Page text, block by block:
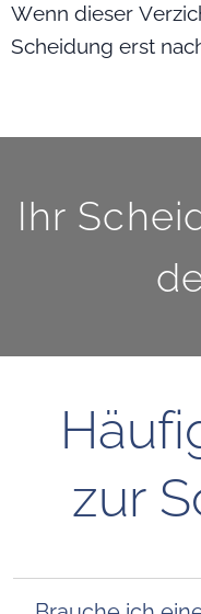
Wenn dieser
Scheidung erst
Ihr
zur